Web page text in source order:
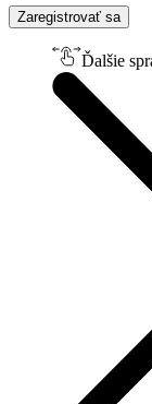
Zaregistrovať sa
Ďalšie